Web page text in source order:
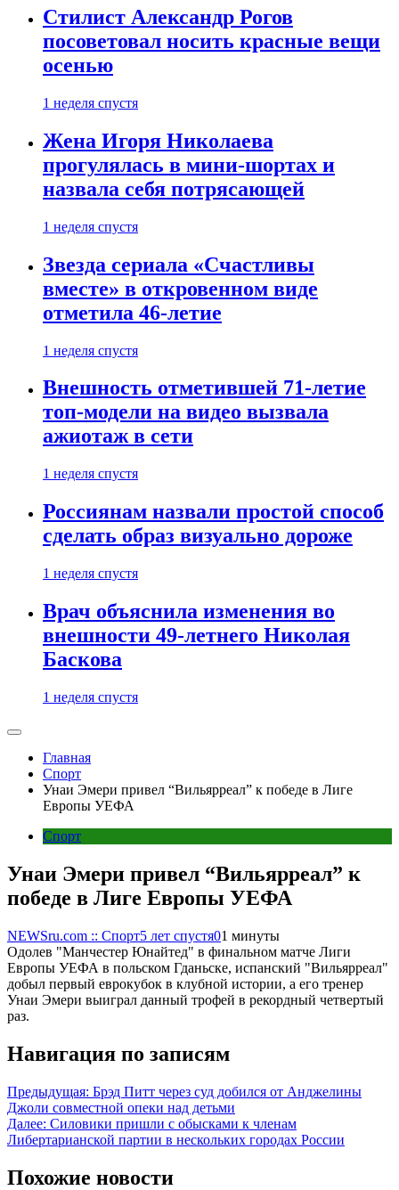
Стилист Александр Рогов
посоветовал носить красные вещи
осенью
1 неделя спустя
Жена Игоря Николаева
прогулялась в мини-шортах и
назвала себя потрясающей
1 неделя спустя
Звезда сериала «Счастливы
вместе» в откровенном виде
отметила 46-летие
1 неделя спустя
Внешность отметившей 71-летие
топ-модели на видео вызвала
ажиотаж в сети
1 неделя спустя
Россиянам назвали простой способ
сделать образ визуально дороже
1 неделя спустя
Врач объяснила изменения во
внешности 49-летнего Николая
Баскова
1 неделя спустя
Главная
Спорт
Унаи Эмери привел “Вильярреал” к победе в Лиге
Европы УЕФА
Спорт
Унаи Эмери привел “Вильярреал” к
победе в Лиге Европы УЕФА
NEWSru.com :: Спорт5 лет спустя01 минуты
Одолев "Манчестер Юнайтед" в финальном матче Лиги
Европы УЕФА в польском Гданьске, испанский "Вильярреал"
добыл первый еврокубок в клубной истории, а его тренер
Унаи Эмери выиграл данный трофей в рекордный четвертый
раз.
Навигация по записям
Предыдущая: Брэд Питт через суд добился от Анджелины
Джоли совместной опеки над детьми
Далее: Силовики пришли с обысками к членам
Либертарианской партии в нескольких городах России
Похожие новости